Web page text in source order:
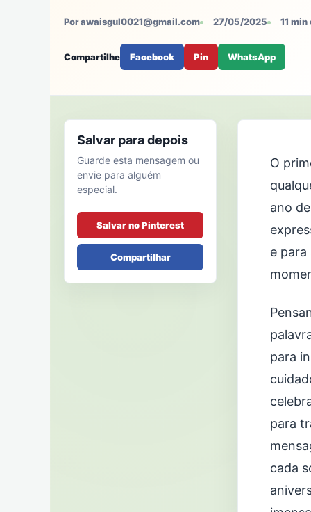
Por awaisgul0021@gmail.com 27/05/2025 11
Compartilhe Facebook Pin WhatsApp
Salvar para depois
Guarde esta mensagem ou
envie para alguém
especial.
Salvar no Pinterest
Compartilhar
O
ano
e
para
para
cada